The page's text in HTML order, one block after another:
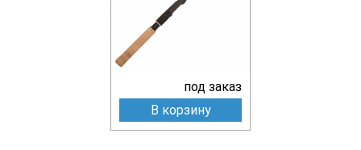
под заказ
В корзину